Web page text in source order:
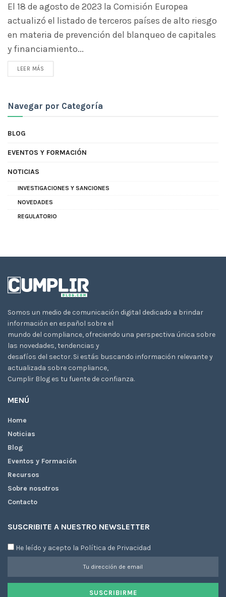
El 18 de agosto de 2023 la Comisión Europea
actualizó el listado de terceros países de alto riesgo
en materia de prevención del blanqueo de capitales
y financiamiento...
LEER MÁS
Navegar por Categoría
BLOG
EVENTOS Y FORMACIÓN
NOTICIAS
INVESTIGACIONES Y SANCIONES
NOVEDADES
REGULATORIO
Somos un medio de comunicación digital dedicado a brindar
información en español sobre el
mundo del compliance, ofreciendo una perspectiva única sobre
las novedades, tendencias y
desafíos del sector. Si estás buscando información relevante y
actualizada sobre compliance,
Cumplir Blog es tu fuente de confianza.
MENÚ
Home
Noticias
Blog
Eventos y Formación
Recursos
Sobre nosotros
Contacto
SUSCRIBITE A NUESTRO NEWSLETTER
He leído y acepto la Política de Privacidad